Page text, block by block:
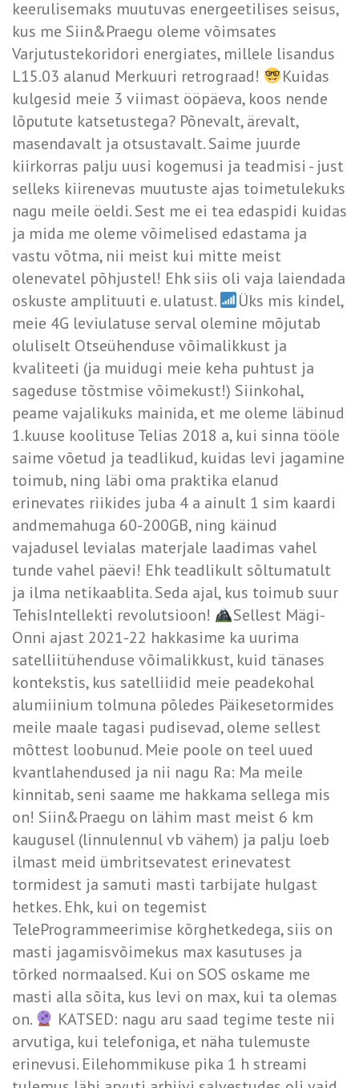
keerulisemaks muutuvas energeetilises seisus,
kus me Siin&Praegu oleme võimsates
Varjutustekoridori energiates, millele lisandus
L15.03 alanud Merkuuri retrograad!
Kuidas
kulgesid meie 3 viimast ööpäeva, koos nende
lõputute katsetustega? Põnevalt, ärevalt,
masendavalt ja otsustavalt. Saime juurde
kiirkorras palju uusi kogemusi ja teadmisi - just
selleks kiirenevas muutuste ajas toimetulekuks
nagu meile öeldi. Sest me ei tea edaspidi kuidas
ja mida me oleme võimelised edastama ja
vastu võtma, nii meist kui mitte meist
olenevatel põhjustel! Ehk siis oli vaja laiendada
oskuste amplituuti e. ulatust.
Üks mis kindel,
meie 4G leviulatuse serval olemine mõjutab
oluliselt Otseühenduse võimalikkust ja
kvaliteeti (ja muidugi meie keha puhtust ja
sageduse tõstmise võimekust!) Siinkohal,
peame vajalikuks mainida, et me oleme läbinud
1.kuuse koolituse Telias 2018 a, kui sinna tööle
saime võetud ja teadlikud, kuidas levi jagamine
toimub, ning läbi oma praktika elanud
erinevates riikides juba 4 a ainult 1 sim kaardi
andmemahuga 60-200GB, ning käinud
vajadusel levialas materjale laadimas vahel
tunde vahel päevi! Ehk teadlikult sõltumatult
ja ilma netikaablita. Seda ajal, kus toimub suur
TehisIntellekti revolutsioon!
Sellest Mägi-
Onni ajast 2021-22 hakkasime ka uurima
satelliitühenduse võimalikkust, kuid tänases
kontekstis, kus satelliidid meie peadekohal
alumiinium tolmuna põledes Päikesetormides
meile maale tagasi pudisevad, oleme sellest
mõttest loobunud. Meie poole on teel uued
kvantlahendused ja nii nagu Ra: Ma meile
kinnitab, seni saame me hakkama sellega mis
on! Siin&Praegu on lähim mast meist 6 km
kaugusel (linnulennul vb vähem) ja palju loeb
ilmast meid ümbritsevatest erinevatest
tormidest ja samuti masti tarbijate hulgast
hetkes. Ehk, kui on tegemist
TeleProgrammeerimise kõrghetkedega, siis on
masti jagamisvõimekus max kasutuses ja
tõrked normaalsed. Kui on SOS oskame me
masti alla sõita, kus levi on max, kui ta olemas
on.
KATSED: nagu aru saad tegime teste nii
arvutiga, kui telefoniga, et näha tulemuste
erinevusi. Eilehommikuse pika 1 h streami